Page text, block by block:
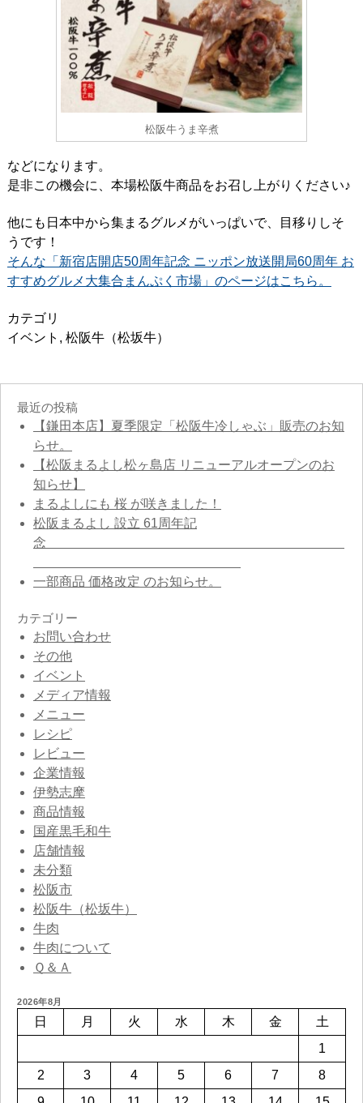
松阪牛うま辛煮
などになります。
是非この機会に、本場松阪牛商品をお召し上がりください♪
他にも日本中から集まるグルメがいっぱいで、目移りしそ
うです！
そんな「新宿店開店50周年記念 ニッポン放送開局60周年 お
すすめグルメ大集合まんぷく市場」のページはこちら。
カテゴリ
イベント , 松阪牛（松坂牛）
最近の投稿
【鎌田本店】夏季限定「松阪牛冷しゃぶ」販売のお知
らせ。
【松阪まるよし松ヶ島店 リニューアルオープンのお
知らせ】
まるよしにも 桜 が咲きました！
松阪まるよし 設立 61周年記
念
一部商品 価格改定 のお知らせ。
カテゴリー
お問い合わせ
その他
イベント
メディア情報
メニュー
レシピ
レビュー
企業情報
伊勢志摩
商品情報
国産黒毛和牛
店舗情報
未分類
松阪市
松阪牛（松坂牛）
牛肉
牛肉について
Ｑ＆Ａ
2026年8月
日 月 火 水 木 金
土
1
2
3 4 5 6 7
8